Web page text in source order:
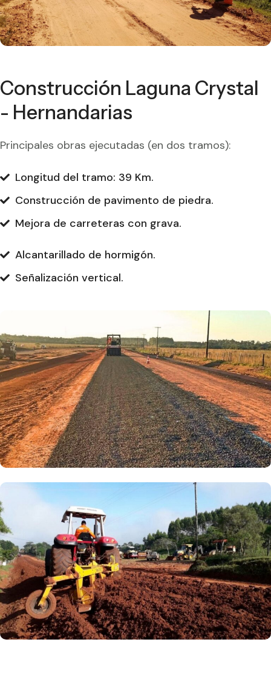
Construcción Laguna Crystal
- Hernandarias
Principales obras ejecutadas (en dos tramos):
Longitud del tramo: 39 Km.
Construcción de pavimento de piedra.
Mejora de carreteras con grava.
Alcantarillado de hormigón.
Señalización vertical.